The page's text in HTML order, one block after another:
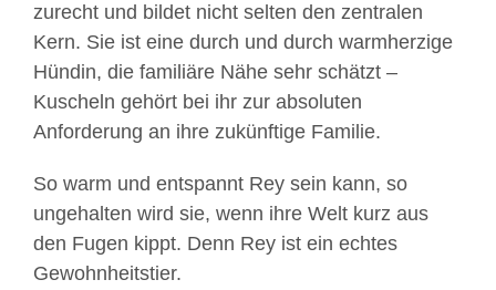
zurecht und bildet nicht selten den zentralen
Kern. Sie ist eine durch und durch warmherzige
Hündin, die familiäre Nähe sehr schätzt –
Kuscheln gehört bei ihr zur absoluten
Anforderung an ihre zukünftige Familie.
So warm und entspannt Rey sein kann, so
ungehalten wird sie, wenn ihre Welt kurz aus
den Fugen kippt. Denn Rey ist ein echtes
Gewohnheitstier.